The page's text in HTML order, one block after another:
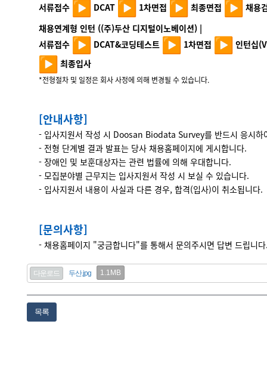
서류접수
DCAT 1차면접 최종면접
채용
채용연계형 인턴 ((주)두산 디지털이노베이션) |
서류접수
DCAT&코딩테스트 1차면접
인턴십
최종입사
*전형절차 및 일정은 회사 사정에 의해 변경될 수 있습니다.
[안내사항]
- 입사지원서 작성 시 Doosan Biodata Survey를 반드시 응시하
- 전형 단계별 결과 발표는 당사 채용홈페이지에 게시합니다.
- 장애인 및 보훈대상자는 관련 법률에 의해 우대합니다.
- 모집분야별 근무지는 입사지원서 작성 시 보실 수 있습니다.
- 입사지원서 내용이 사실과 다른 경우, 합격(입사)이 취소됩니다.
[문의사항]
- 채용홈페이지 "궁금합니다"를 통해서 문의주시면 답변 드립니
다운로드 두산.jpg 1.1MB
목록